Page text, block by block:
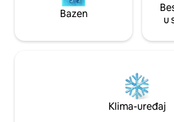
Bazen
u
Klima-uređaj